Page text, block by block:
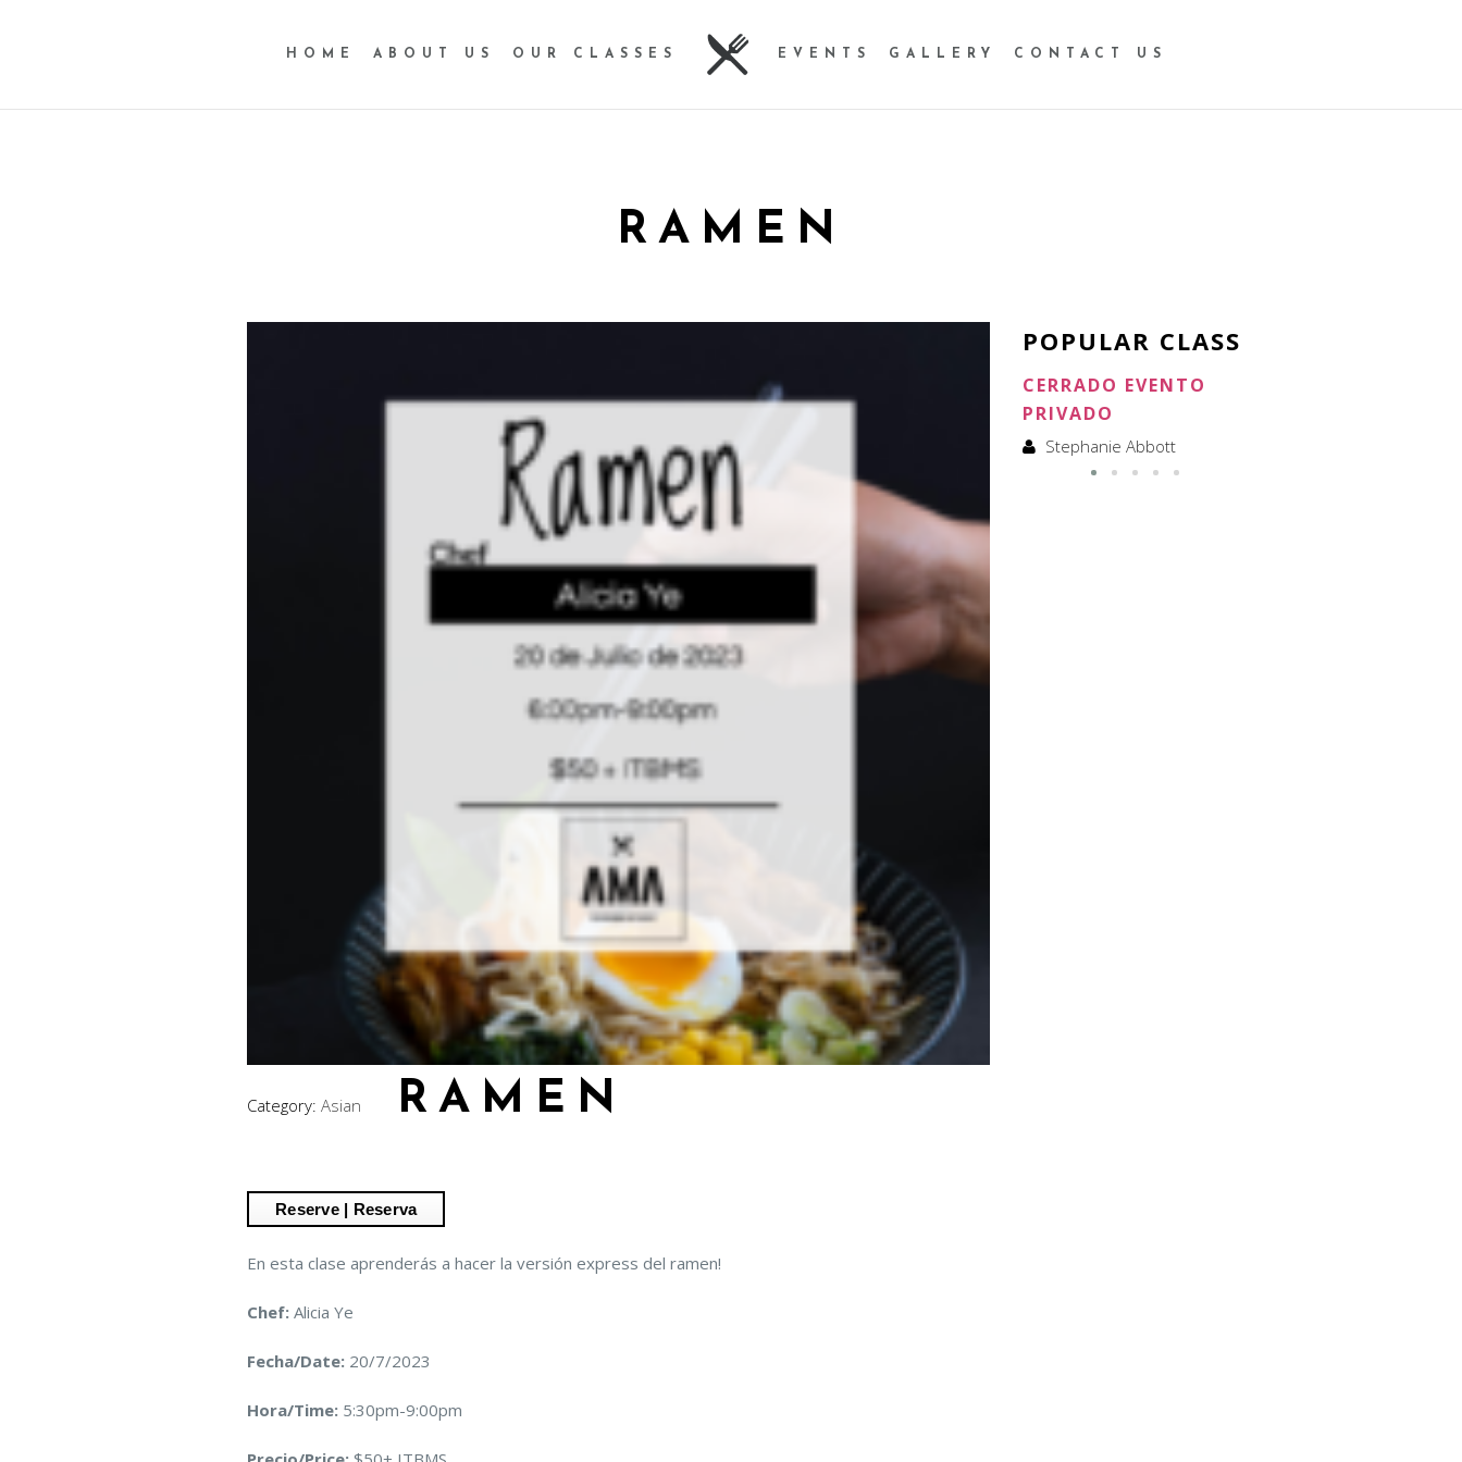
HOME ABOUT US OUR CLASSES EVENTS GALLERY CONTACT US
RAMEN
Category: Asian RAMEN
En esta clase aprenderás a hacer la versión express del ramen!
Chef: Alicia Ye
Fecha/Date: 20/7/2023
Hora/Time: 5:30pm-9:00pm
POPULAR CLASS
CERRADO EVENTO
PRIVADO
Stephanie Abbott